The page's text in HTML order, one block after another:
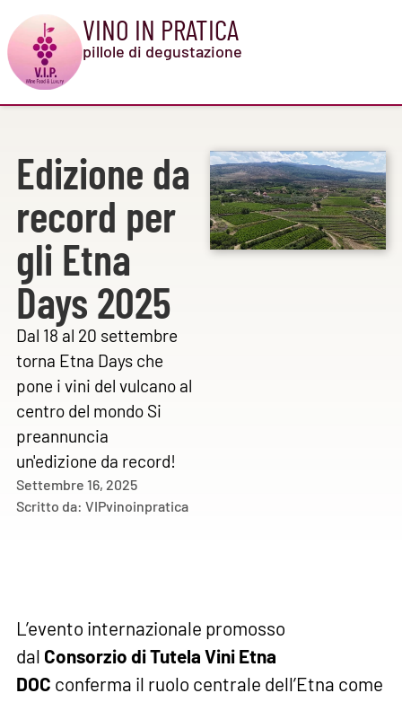
VINO IN PRATICA
pillole di degustazione
Edizione da
record per
gli Etna
Days 2025
Dal 18 al 20 settembre
torna Etna Days che
pone i vini del vulcano al
centro del mondo Si
preannuncia
un'edizione da record!
Settembre 16, 2025
Scritto da: VIPvinoinpratica
L’evento internazionale promosso
dal Consorzio di Tutela Vini Etna
DOC conferma il ruolo centrale dell’Etna come